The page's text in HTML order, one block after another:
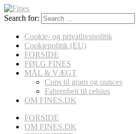
Search for:
Cookie- og privatlivspolitik
Cookiepolitik (EU)
FORSIDE
FØLG FINES
MÅL & VÆGT
Cups til gram og ounces
Fahrenheit til celsius
OM FINES.DK
FORSIDE
OM FINES.DK